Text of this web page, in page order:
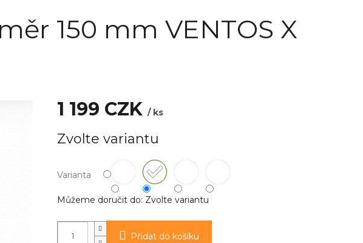
150 mm VENTOS X
1 199 CZK / ks
cena:
Zvolte variantu
Varianta
Můžeme doručit do: Zvolte variantu
Přidat do košíku